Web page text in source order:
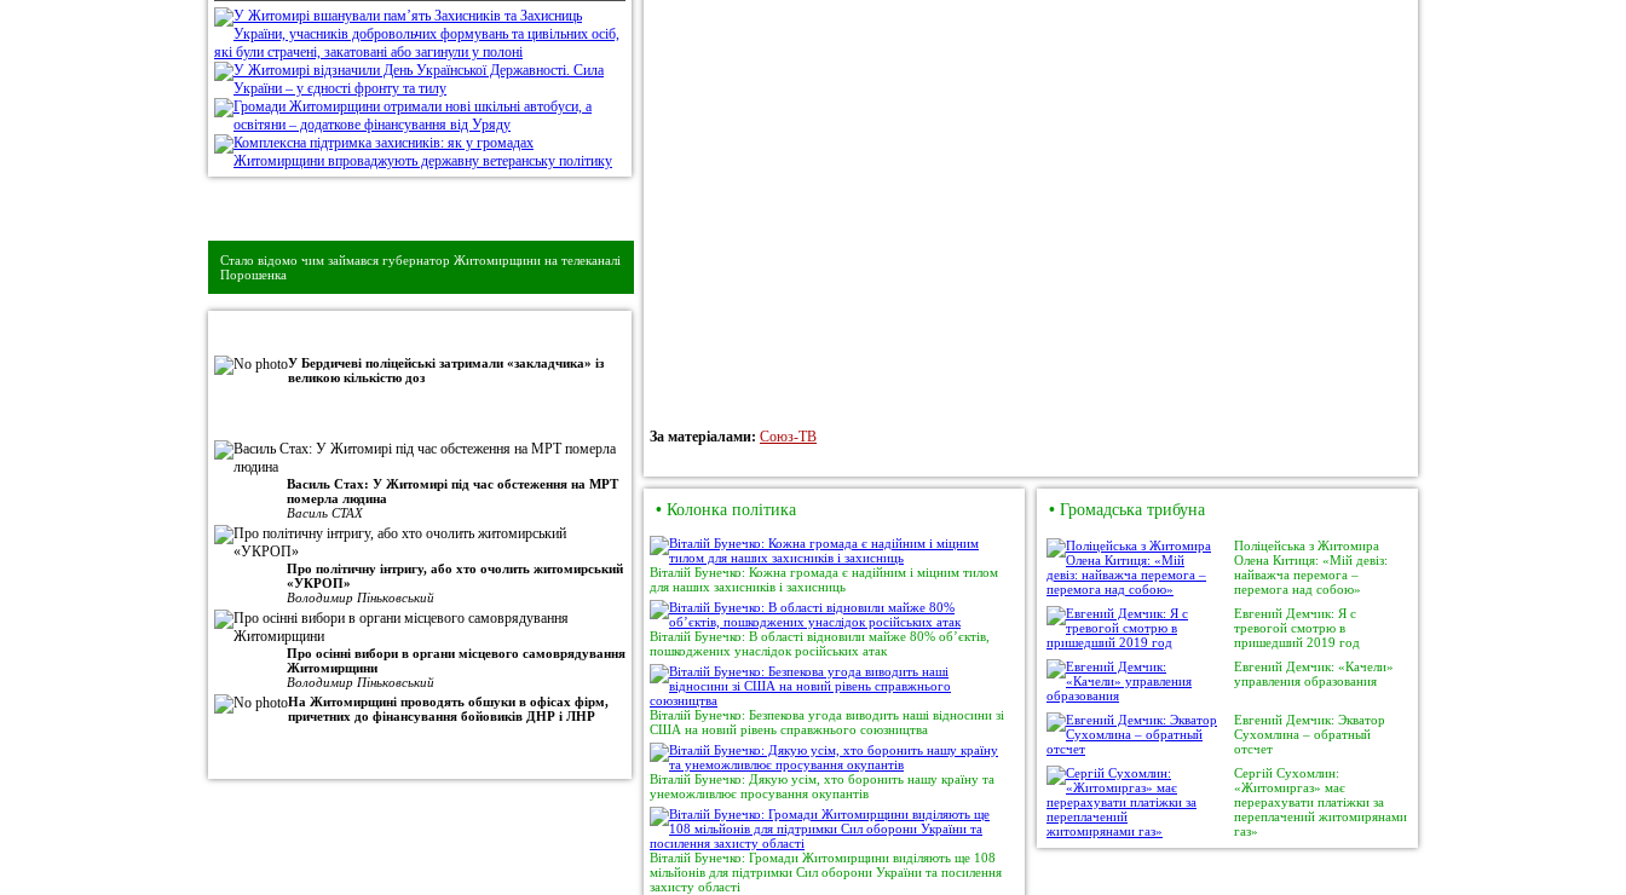
Стало відомо чим займався губернатор Житомирщини на телеканалі
Порошенка
У Бердичеві поліцейські затримали «закладчика» із
великою кількістю доз
Василь Стах: У Житомирі під час обстеження на МРТ
померла людина
Василь СТАХ
Про політичну інтригу, або хто очолить житомирський
«УКРОП»
Володимир Піньковський
Про осінні вибори в органи місцевого самоврядування
Житомирщини
Володимир Піньковський
На Житомирщині проводять обшуки в офісах фірм,
причетних до фінансування бойовиків ДНР і ЛНР
За матеріалами: Союз-ТВ
• Колонка політика
Віталій Бунечко: Кожна громада є надійним і міцним тилом
для наших захисників і захисниць
Віталій Бунечко: В області відновили майже 80% об’єктів,
пошкоджених унаслідок російських атак
Віталій Бунечко: Безпекова угода виводить наші відносини зі
США на новий рівень справжнього союзництва
Віталій Бунечко: Дякую усім, хто боронить нашу країну та
унеможливлює просування окупантів
Віталій Бунечко: Громади Житомирщини виділяють ще 108
мільйонів для підтримки Сил оборони України та посилення
захисту області
• Громадська трибуна
Поліцейська з Житомира
Олена Китиця: «Мій девіз:
найважча перемога –
перемога над собою»
Евгений Демчик: Я с
тревогой смотрю в
пришедший 2019 год
Евгений Демчик: «Качели»
управления образования
Евгений Демчик: Экватор
Сухомлина – обратный
отсчет
Сергій Сухомлин:
«Житомиргаз» має
перерахувати платіжки за
переплачений житомирянами
газ»